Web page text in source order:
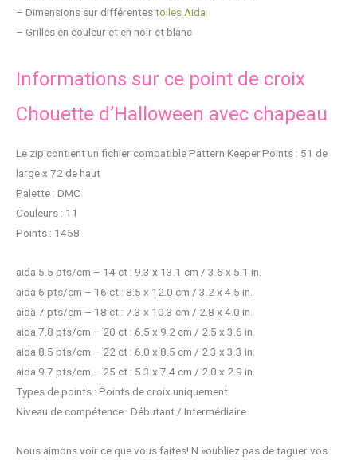
– Dimensions sur différentestoiles Aida
– Grilles en couleur et en noir et blanc
Informations sur ce point de croix
Chouette d’Halloween avec chapeau
Le zip contient un fichier compatible Pattern Keeper.Points : 51 de
large x 72 de haut
Palette : DMC
Couleurs : 11
Points : 1458
aida 5.5 pts/cm – 14 ct : 9.3 x 13.1 cm / 3.6 x 5.1 in.
aida 6 pts/cm – 16 ct : 8.5 x 12.0 cm / 3.2 x 4.5 in.
aida 7 pts/cm – 18 ct : 7.3 x 10.3 cm / 2.8 x 4.0 in.
aida 7.8 pts/cm – 20 ct : 6.5 x 9.2 cm / 2.5 x 3.6 in.
aida 8.5 pts/cm – 22 ct : 6.0 x 8.5 cm / 2.3 x 3.3 in.
aida 9.7 pts/cm – 25 ct : 5.3 x 7.4 cm / 2.0 x 2.9 in.
Types de points : Points de croix uniquement
Niveau de compétence : Débutant / Intermédiaire
Nous aimons voir ce que vous faites! N »oubliez pas de taguer vos